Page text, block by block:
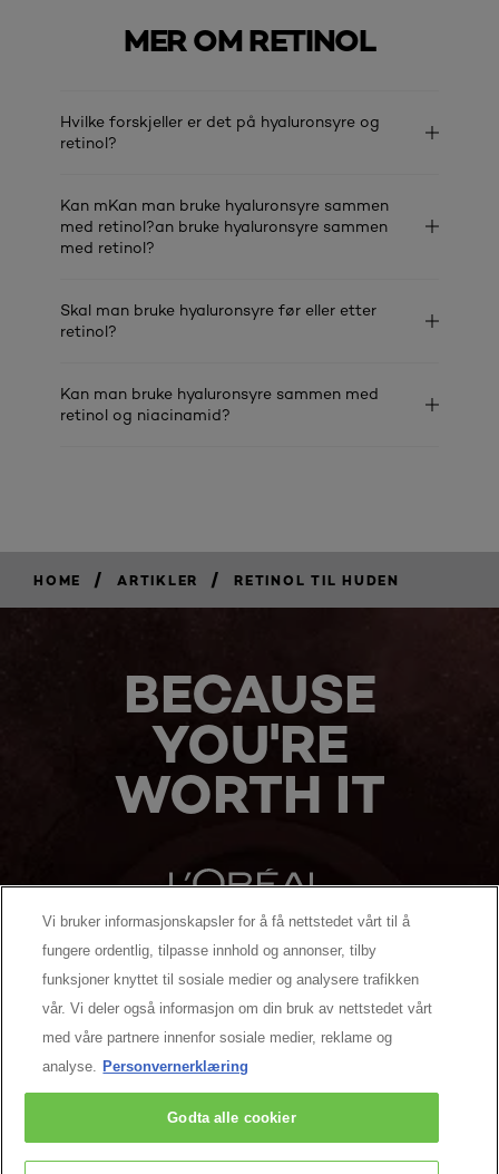
MER OM RETINOL
Hvilke forskjeller er det på hyaluronsyre og
retinol?
Kan mKan man bruke hyaluronsyre sammen
med retinol?an bruke hyaluronsyre sammen
med retinol?
Skal man bruke hyaluronsyre før eller etter
retinol?
Kan man bruke hyaluronsyre sammen med
retinol og niacinamid?
HOME / ARTIKLER / RETINOL TIL HUDEN
BECAUSE
YOU'RE
WORTH IT
MANUFACTURER/RESPONSIBLE PERSON:
MER Å UTFORSKE
Vi bruker informasjonskapsler for å få nettstedet vårt til å
fungere ordentlig, tilpasse innhold og annonser, tilby
funksjoner knyttet til sosiale medier og analysere trafikken
vår. Vi deler også informasjon om din bruk av nettstedet vårt
med våre partnere innenfor sosiale medier, reklame og
analyse. Personvernerklæring
Godta alle cookier